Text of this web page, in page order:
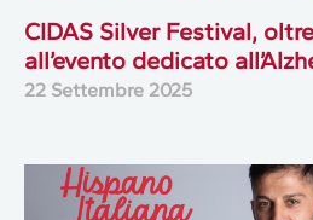
CIDAS Silver Festival,
all’evento dedicato
22 Settembre 2025